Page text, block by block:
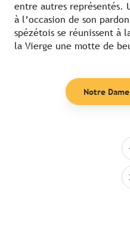
entre autres représentés.
à l’occasion de son
spézétois se réunissent à
la Vierge une motte de
Notre